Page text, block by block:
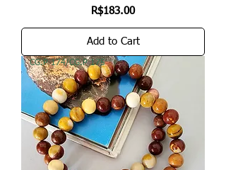
Price
R$183.00
Add to Cart
CG.P 174/CG.P 175